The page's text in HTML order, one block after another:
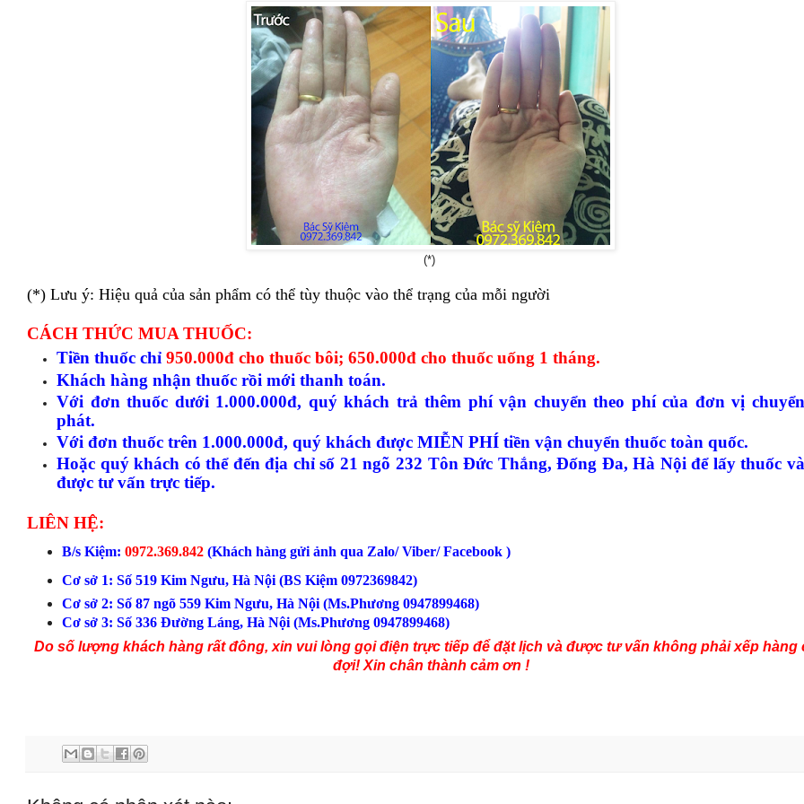
(*)
(*) Lưu ý: Hiệu quả của sản phẩm có thể tùy thuộc vào thể trạng của mỗi người
CÁCH THỨC MUA THUỐC:
Tiền thuốc chỉ 950.000đ cho thuốc bôi; 650.000đ cho thuốc uống 1 tháng.
Khách hàng nhận thuốc rồi mới thanh toán.
Với đơn thuốc dưới 1.000.000đ, quý khách trả thêm phí vận chuyển theo phí của đơn vị chuyển
phát.
Với đơn thuốc trên 1.000.000đ, quý khách được MIỄN PHÍ tiền vận chuyển thuốc toàn quốc.
Hoặc quý khách có thể đến địa chỉ số 21 ngõ 232 Tôn Đức Thắng, Đống Đa, Hà Nội để lấy thuốc và
được tư vấn trực tiếp.
LIÊN HỆ:
B/s Kiệm: 0972.369.842 (Khách hàng gửi ảnh qua Zalo/ Viber/ Facebook )
Cơ sở 1: Số 519 Kim Ngưu, Hà Nội (BS Kiệm 0972369842)
Cơ sở 2: Số 87 ngõ 559 Kim Ngưu, Hà Nội (Ms.Phương 0947899468)
Cơ sở 3: Số 336 Đường Láng, Hà Nội (Ms.Phương 0947899468)
Do số lượng khách hàng rất đông, xin vui lòng gọi điện trực tiếp để đặt lịch và được tư vấn không phải xếp hàng
đợi! Xin chân thành cảm ơn !